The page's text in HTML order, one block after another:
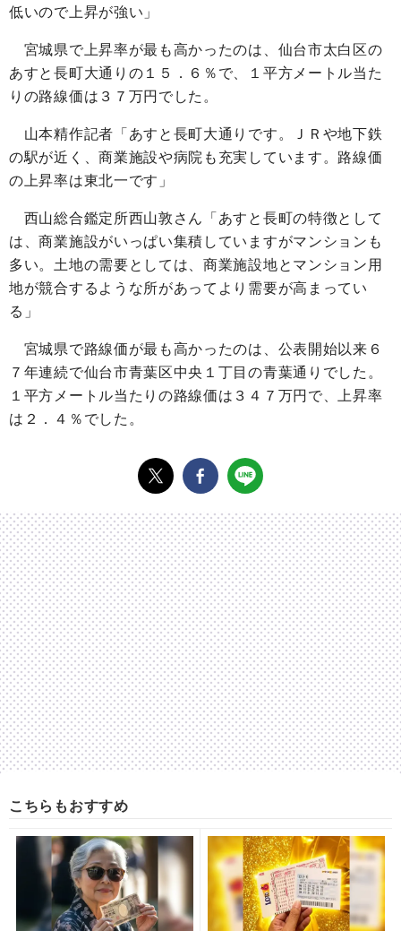
低いので上昇が強い」
宮城県で上昇率が最も高かったのは、仙台市太白区の
あすと長町大通りの１５．６％で、１平方メートル当た
りの路線価は３７万円でした。
山本精作記者「あすと長町大通りです。ＪＲや地下鉄
の駅が近く、商業施設や病院も充実しています。路線価
の上昇率は東北一です」
西山総合鑑定所西山敦さん「あすと長町の特徴として
は、商業施設がいっぱい集積していますがマンションも
多い。土地の需要としては、商業施設地とマンション用
地が競合するような所があってより需要が高まってい
る」
宮城県で路線価が最も高かったのは、公表開始以来６
７年連続で仙台市青葉区中央１丁目の青葉通りでした。
１平方メートル当たりの路線価は３４７万円で、上昇率
は２．４％でした。
こちらもおすすめ